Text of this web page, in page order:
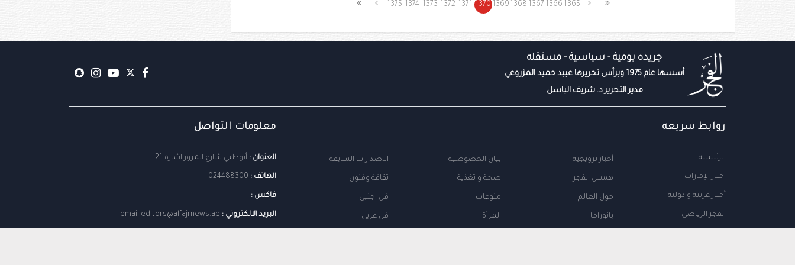
1365
1366
1367
1368
1369
1370
1371
1372
1373
1374
1375
جريده يومية - سياسية - مستقله
أسسها عام 1975 ويرأس تحريرها عبيد حميد المزروعي
مدير التحرير د. شريف الباسل
روابط سريعه
الرئيسية
اخبار الإمارات
أخبار عربية و دولية
الفجر الرياضى
أخبار ترويجية
همس الفجر
حول العالم
بانوراما
بيان الخصوصية
صحة و تغذية
منوعات
المرأة
الاصدارات السابقة
ثقافة وفنون
فن اجنبى
فن عربى
معلومات التواصل
العنوان : أبوظبي شارع المرور اشارة 21
الهاتف : 024488300
فاكس :
البريد الالكتروني : email:editors@alfajrnews.ae